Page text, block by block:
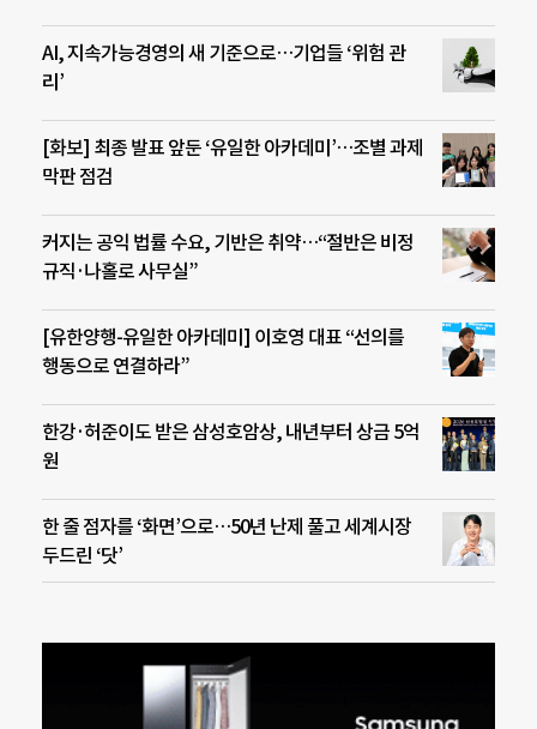
AI, 지속가능경영의 새 기준으로…기업들 ‘위험 관
리’
[화보] 최종 발표 앞둔 ‘유일한 아카데미’…조별 과제
막판 점검
커지는 공익 법률 수요, 기반은 취약…“절반은 비정
규직·나홀로 사무실”
[유한양행-유일한 아카데미] 이호영 대표 “선의를
행동으로 연결하라”
한강·허준이도 받은 삼성호암상, 내년부터 상금 5억
원
한 줄 점자를 ‘화면’으로…50년 난제 풀고 세계시장
두드린 ‘닷’